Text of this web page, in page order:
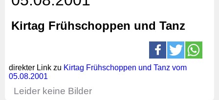
Kirtag Frühschoppen und Tanz
direkter Link zu Kirtag Frühschoppen und Tanz vom
05.08.2001
Leider keine Bilder